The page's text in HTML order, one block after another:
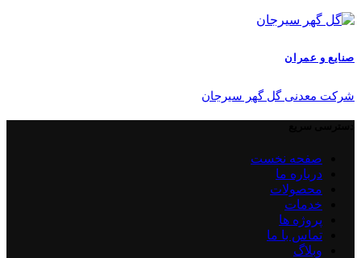
صنایع و عمران
شرکت معدنی گل گهر سیرجان
صفحه نخست
درباره ما
محصولات
خدمات
پروژه ها
تماس با ما
وبلاگ